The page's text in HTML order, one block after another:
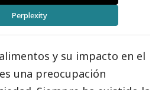
Perplexity
y su impacto en el
una preocupación